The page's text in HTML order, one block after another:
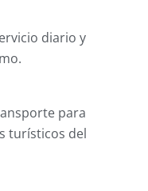
diario y
para
turísticos del